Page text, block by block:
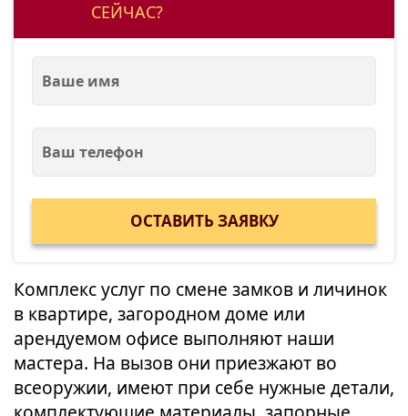
СЕЙЧАС?
Комплекс услуг по смене замков и личинок
в квартире, загородном доме или
арендуемом офисе выполняют наши
мастера. На вызов они приезжают во
всеоружии, имеют при себе нужные детали,